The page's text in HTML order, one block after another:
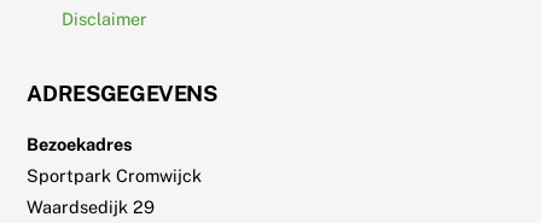
Disclaimer
ADRESGEGEVENS
Bezoekadres
Sportpark Cromwijck
Waardsedijk 29